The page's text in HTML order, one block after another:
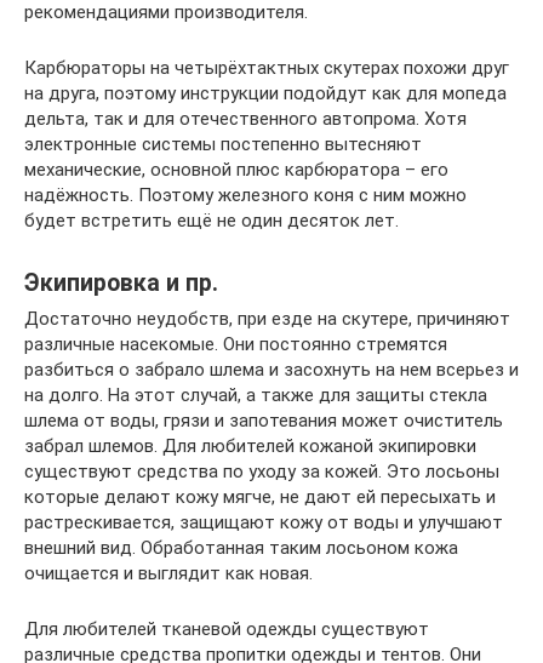
рекомендациями производителя.
Карбюраторы на четырёхтактных скутерах похожи друг
на друга, поэтому инструкции подойдут как для мопеда
дельта, так и для отечественного автопрома. Хотя
электронные системы постепенно вытесняют
механические, основной плюс карбюратора – его
надёжность. Поэтому железного коня с ним можно
будет встретить ещё не один десяток лет.
Экипировка и пр.
Достаточно неудобств, при езде на скутере, причиняют
различные насекомые. Они постоянно стремятся
разбиться о забрало шлема и засохнуть на нем всерьез и
на долго. На этот случай, а также для защиты стекла
шлема от воды, грязи и запотевания может очиститель
забрал шлемов. Для любителей кожаной экипировки
существуют средства по уходу за кожей. Это лосьоны
которые делают кожу мягче, не дают ей пересыхать и
растрескивается, защищают кожу от воды и улучшают
внешний вид. Обработанная таким лосьоном кожа
очищается и выглядит как новая.
Для любителей тканевой одежды существуют
различные средства пропитки одежды и тентов. Они